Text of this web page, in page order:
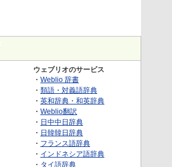
ウェブリオのサービス
・ Weblio 辞書
・ 類語・対義語辞典
・ 英和辞典・和英辞典
・ Weblio翻訳
・ 日中中日辞典
・ 日韓韓日辞典
・ フランス語辞典
・ インドネシア語辞典
・ タイ語辞典